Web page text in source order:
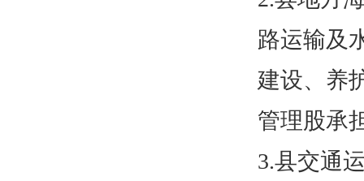
路运输及
建设、养
管理股承
3.县交通